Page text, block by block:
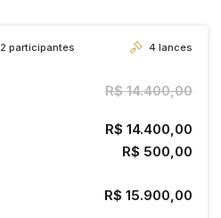
2participantes 4 lances
R$ 14.400,00
R$ 14.400,00
R$ 500,00
R$ 15.900,00